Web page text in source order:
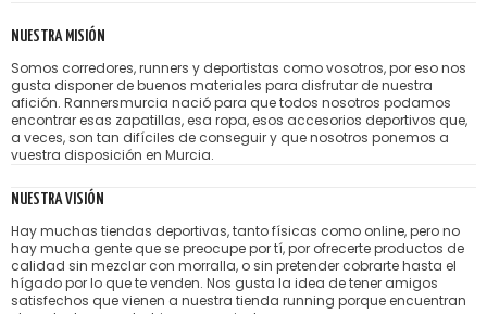
NUESTRA MISIÓN
Somos corredores, runners y deportistas como vosotros, por eso nos
gusta disponer de buenos materiales para disfrutar de nuestra
afición. Rannersmurcia nació para que todos nosotros podamos
encontrar esas zapatillas, esa ropa, esos accesorios deportivos que,
a veces, son tan difíciles de conseguir y que nosotros ponemos a
vuestra disposición en Murcia.
NUESTRA VISIÓN
Hay muchas tiendas deportivas, tanto físicas como online, pero no
hay mucha gente que se preocupe por tí, por ofrecerte productos de
calidad sin mezclar con morralla, o sin pretender cobrarte hasta el
hígado por lo que te venden. Nos gusta la idea de tener amigos
satisfechos que vienen a nuestra tienda running porque encuentran